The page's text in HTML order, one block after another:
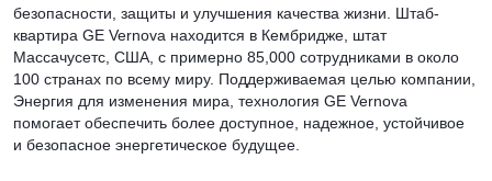
безопасности, защиты и улучшения качества жизни. Штаб-
квартира GE Vernova находится в Кембридже, штат
Массачусетс, США, с примерно 85,000 сотрудниками в около
100 странах по всему миру. Поддерживаемая целью компании,
Энергия для изменения мира, технология GE Vernova
помогает обеспечить более доступное, надежное, устойчивое
и безопасное энергетическое будущее.